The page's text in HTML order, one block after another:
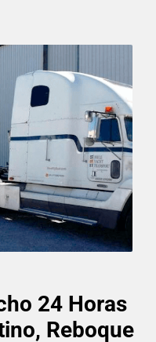
24 Horas
Reboque